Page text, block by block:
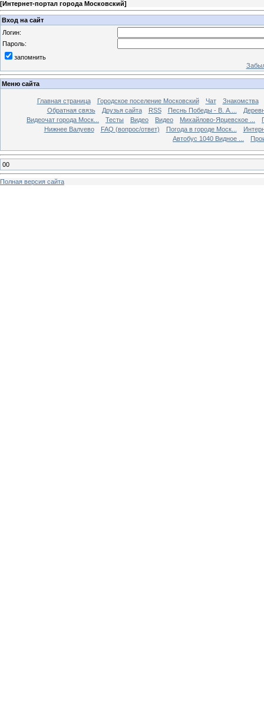
[Интернет-портал города Московский]
Вход на сайт
Логин:
Пароль:
запомнить
Меню сайта
Главная страница Городское поселение Московский Чат
Знакомства
Обратная связь
Друзья сайта RSS Песнь Победы - В. А....
Видеочат города Моск...
Тесты Видео Видео Михайлово-Ярцевское ...
Нижнее Валуево
FAQ (вопрос/ответ) Погода в городе Моск...
Автобус 1040 Видное ...
00
Полная версия сайта